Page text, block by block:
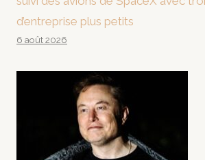
d’entreprise plus petits
6 août 2026